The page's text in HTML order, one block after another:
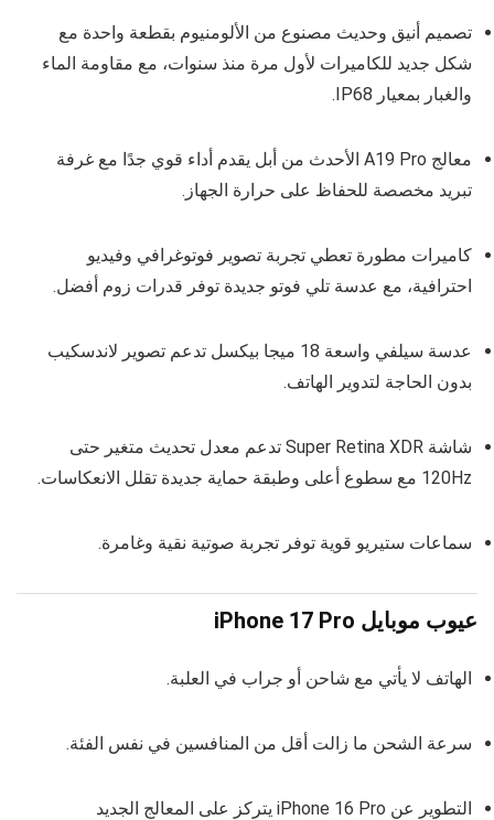
تصميم أنيق وحديث مصنوع من الألومنيوم بقطعة واحدة مع
شكل جديد للكاميرات لأول مرة منذ سنوات، مع مقاومة الماء
والغبار بمعيار IP68.
معالج A19 Pro الأحدث من أبل يقدم أداء قوي جدًا مع غرفة
تبريد مخصصة للحفاظ على حرارة الجهاز.
كاميرات مطورة تعطي تجربة تصوير فوتوغرافي وفيديو
احترافية، مع عدسة تلي فوتو جديدة توفر قدرات زوم أفضل.
عدسة سيلفي واسعة 18 ميجا بيكسل تدعم تصوير لاندسكيب
بدون الحاجة لتدوير الهاتف.
شاشة Super Retina XDR تدعم معدل تحديث متغير حتى
120Hz مع سطوع أعلى وطبقة حماية جديدة تقلل الانعكاسات.
سماعات ستيريو قوية توفر تجربة صوتية نقية وغامرة.
عيوب موبايل iPhone 17 Pro
الهاتف لا يأتي مع شاحن أو جراب في العلبة.
سرعة الشحن ما زالت أقل من المنافسين في نفس الفئة.
التطوير عن iPhone 16 Pro يتركز على المعالج الجديد